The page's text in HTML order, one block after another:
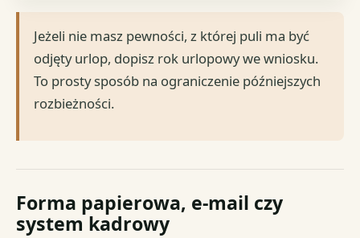
Jeżeli nie masz pewności, z której puli ma być
odjęty urlop, dopisz rok urlopowy we wniosku.
To prosty sposób na ograniczenie późniejszych
rozbieżności.
Forma papierowa, e-mail czy
system kadrowy